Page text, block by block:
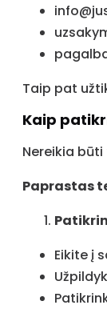
Taip pat
Kaip
Nereikia
Paprastas
Eikite į